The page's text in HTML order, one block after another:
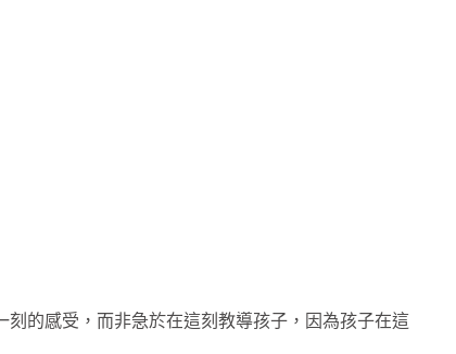
的感受，而非急於在這刻教導孩子，因為孩子在這